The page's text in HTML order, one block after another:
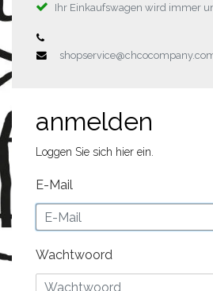
Ihr Einkaufswagen wird immer
anmelden
Loggen Sie sich hier ein.
E-Mail
Wachtwoord